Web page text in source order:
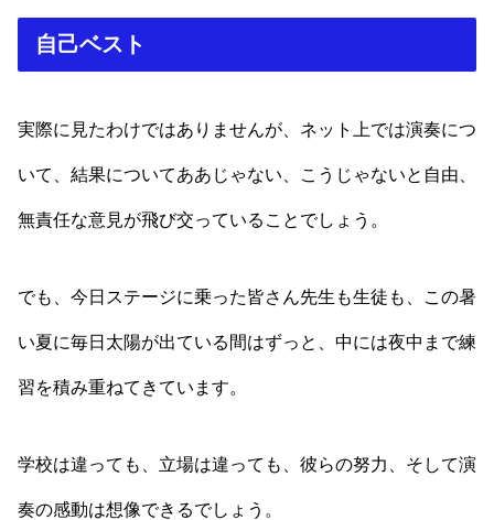
自己ベスト
実際に見たわけではありませんが、ネット上では演奏につ
いて、結果についてああじゃない、こうじゃないと自由、
無責任な意見が飛び交っていることでしょう。
でも、今日ステージに乗った皆さん先生も生徒も、この暑
い夏に毎日太陽が出ている間はずっと、中には夜中まで練
習を積み重ねてきています。
学校は違っても、立場は違っても、彼らの努力、そして演
奏の感動は想像できるでしょう。